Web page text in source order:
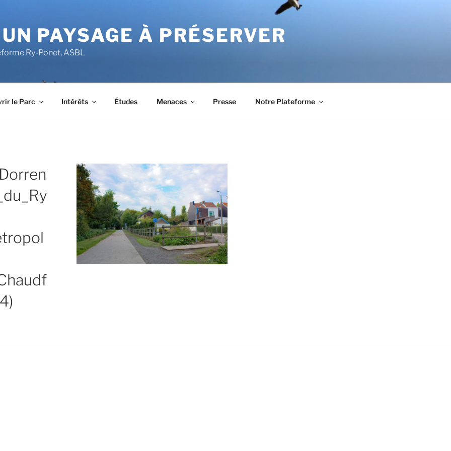
PAYSAGE À PRÉSERVER
Ry-Ponet, ASBL
le Parc Intérêts Études Menaces Presse Notre Plateforme